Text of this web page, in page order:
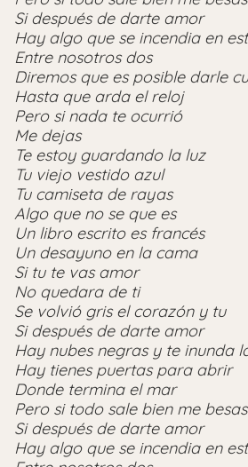
Si después de darte amor
Hay algo que se incendia en
Entre nosotros dos
Diremos que es posible darle
Hasta que arda el reloj
Pero si nada te ocurrió
Me dejas
Te estoy guardando la luz
Tu viejo vestido azul
Tu camiseta de rayas
Algo que no se que es
Un libro escrito es francés
Un desayuno en la cama
Si tu te vas amor
No quedara de ti
Se volvió gris el corazón y tu
Si después de darte amor
Hay nubes negras y te inunda
Hay tienes puertas para abrir
Donde termina el mar
Pero si todo sale bien me besas
Si después de darte amor
Hay algo que se incendia en